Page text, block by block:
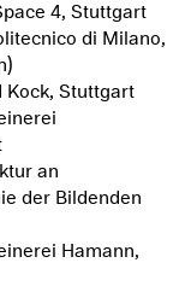
4, Stuttgart
di Milano,
Kock, Stuttgart
an
der Bildenden
Hamann,